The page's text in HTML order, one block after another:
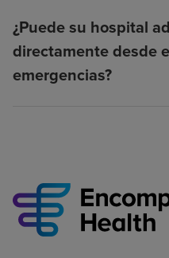
¿Puede su hospital
directamente desde
emergencias?